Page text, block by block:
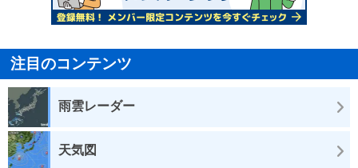
注目のコンテンツ
雨雲レーダー
天気図